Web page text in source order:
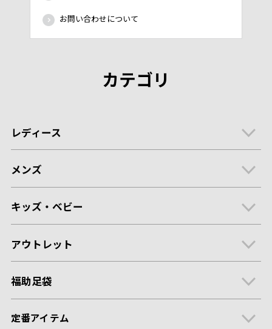
お問い合わせについて
カテゴリ
レディース
メンズ
キッズ・ベビー
アウトレット
福助足袋
定番アイテム